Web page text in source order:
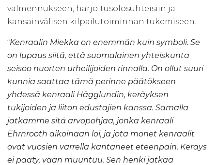
valmennukseen, harjoitusolosuhteisiin ja
kansainvälisen kilpailutoiminnan tukemiseen.
“Kenraalin Miekka on enemmän kuin symboli. Se
on lupaus siitä, että suomalainen yhteiskunta
seisoo nuorten urheilijoiden rinnalla. On ollut suuri
kunnia saattaa tämä perinne päätökseen
yhdessä kenraali Hägglundin, keräyksen
tukijoiden ja liiton edustajien kanssa. Samalla
jatkamme sitä arvopohjaa, jonka kenraali
Ehrnrooth aikoinaan loi, ja jota monet kenraalit
ovat vuosien varrella kantaneet eteenpäin. Keräys
ei pääty, vaan muuntuu. Sen henki jatkaa